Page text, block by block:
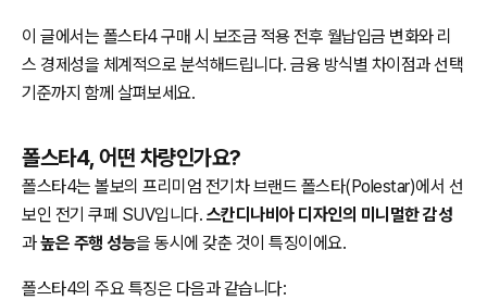
이 글에서는 폴스타4 구매 시 보조금 적용 전후 월납입금 변화와 리
스 경제성을 체계적으로 분석해드립니다. 금융 방식별 차이점과 선택
기준까지 함께 살펴보세요.
폴스타4, 어떤 차량인가요?
폴스타4는 볼보의 프리미엄 전기차 브랜드 폴스타(Polestar)에서 선
보인 전기 쿠페 SUV입니다. 스칸디나비아 디자인의 미니멀한 감성
과높은 주행 성능을 동시에 갖춘 것이 특징이에요.
폴스타4의 주요 특징은 다음과 같습니다: